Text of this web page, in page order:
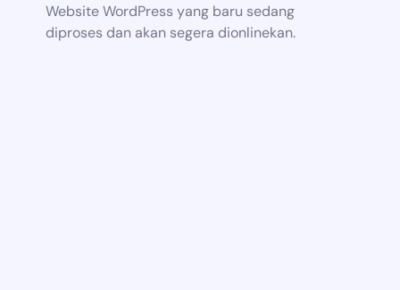
Website WordPress yang baru sedang
diproses dan akan segera dionlinekan.